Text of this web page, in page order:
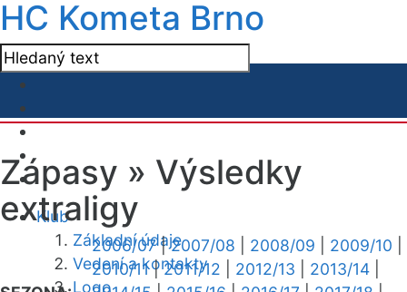
HC Kometa Brno
Klub
Základní údaje
Vedení a kontakty
Logo
Zápasy » Výsledky
extraligy
2006/07|2007/08 2008/09 2009/10
2010/11|2011/12 2012/13 2013/14